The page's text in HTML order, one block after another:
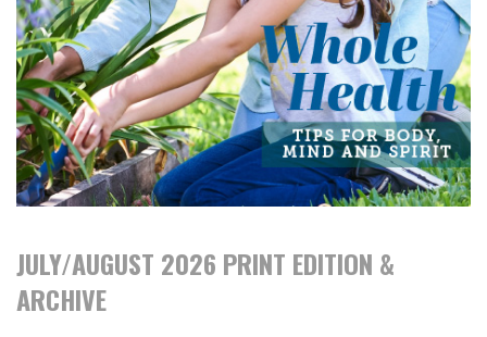
JULY/AUGUST 2026 PRINT EDITION &
ARCHIVE